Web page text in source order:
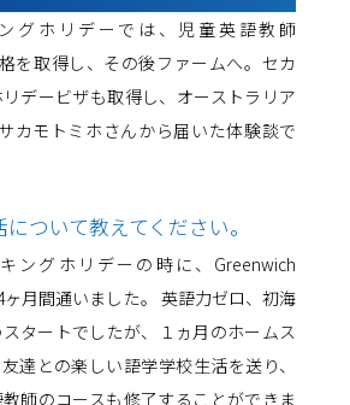
グホリデーでは、児童英語教師
格を取得し、その後ファームへ。セカ
デービザも取得し、オーストラリア
カモトミホさんから届いた体験談で
ついて教えてください。
ングホリデーの時に、Greenwich
ヶ月間通いました。 英語力ゼロ、初海
タートでしたが、１ヵ月のホームス
達との楽しい語学学校生活を送り、
師のコースも修了することができま